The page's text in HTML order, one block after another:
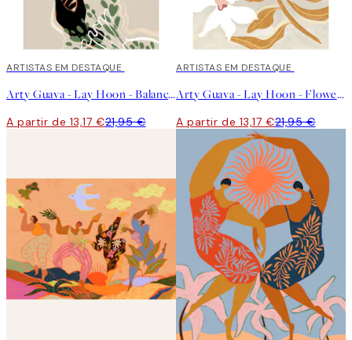
40%*
ARTISTAS EM DESTAQUE
Arty Guava - Lay Hoon - Balancing Fruits Poster
A partir de 13,17 €21,95 €
40%*
ARTISTAS EM DESTAQUE
Arty Guava - Lay Hoon - Flowers Flowers Flowers Poster
A partir de 13,17 €21,95 €